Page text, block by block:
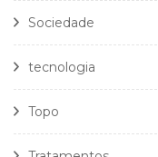
Sociedade
tecnologia
Topo